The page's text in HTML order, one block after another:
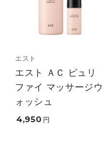
エスト
エスト ＡＣ ピュリ
ファイ マッサージウ
ォッシュ
4,950 円